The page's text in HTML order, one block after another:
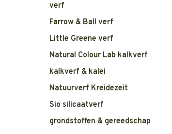
verf
Farrow & Ball verf
Little Greene verf
Natural Colour Lab kalkverf
kalkverf & kalei
Natuurverf Kreidezeit
Sio silicaatverf
grondstoffen & gereedschap